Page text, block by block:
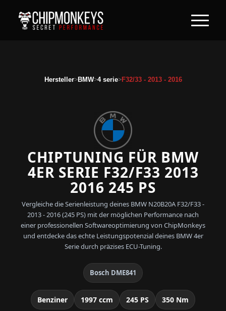
Hersteller>BMW>4 serie>F32/33 - 2013 - 2016
CHIPTUNING FÜR BMW
4ER SERIE F32/F33 2013
2016 245 PS
Vergleiche die Serienleistung deines BMW N20B20A F32/F33 -
2013 - 2016 (245 PS) mit der möglichen Performance nach
einer professionellen Softwareoptimierung von ChipMonkeys
und entdecke das echte Leistungspotenzial deines BMW 4er
Serie durch präzises ECU-Tuning.
Bosch DME841
Benziner 1997 ccm 245 PS 350 Nm